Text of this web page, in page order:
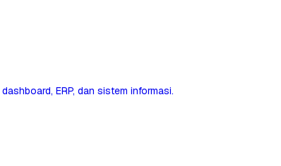
ERP, dan sistem informasi.